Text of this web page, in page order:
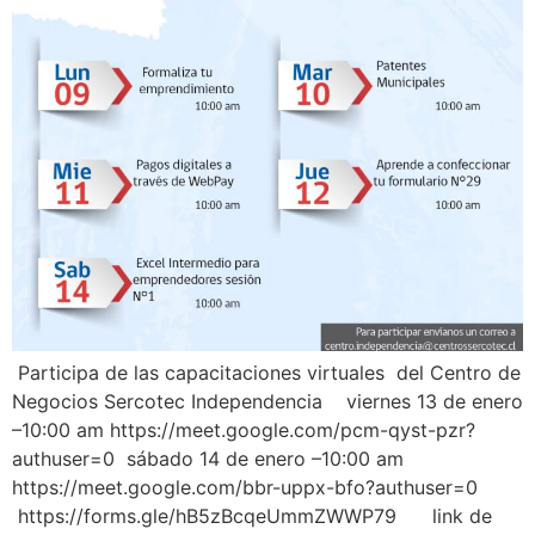
️ Participa de las capacitaciones virtuales ‍‍ del Centro de
Negocios Sercotec Independencia ️ viernes 13 de enero
–10:00 am https://meet.google.com/pcm-qyst-pzr?
authuser=0 sábado 14 de enero –10:00 am
https://meet.google.com/bbr-uppx-bfo?authuser=0
https://forms.gle/hB5zBcqeUmmZWWP79 link de